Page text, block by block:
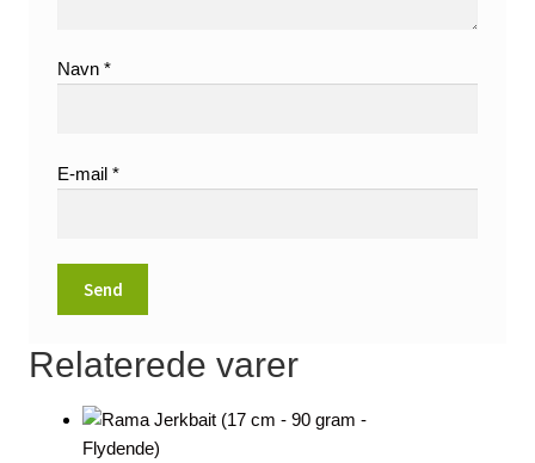
Navn*
E-mail*
Relaterede varer